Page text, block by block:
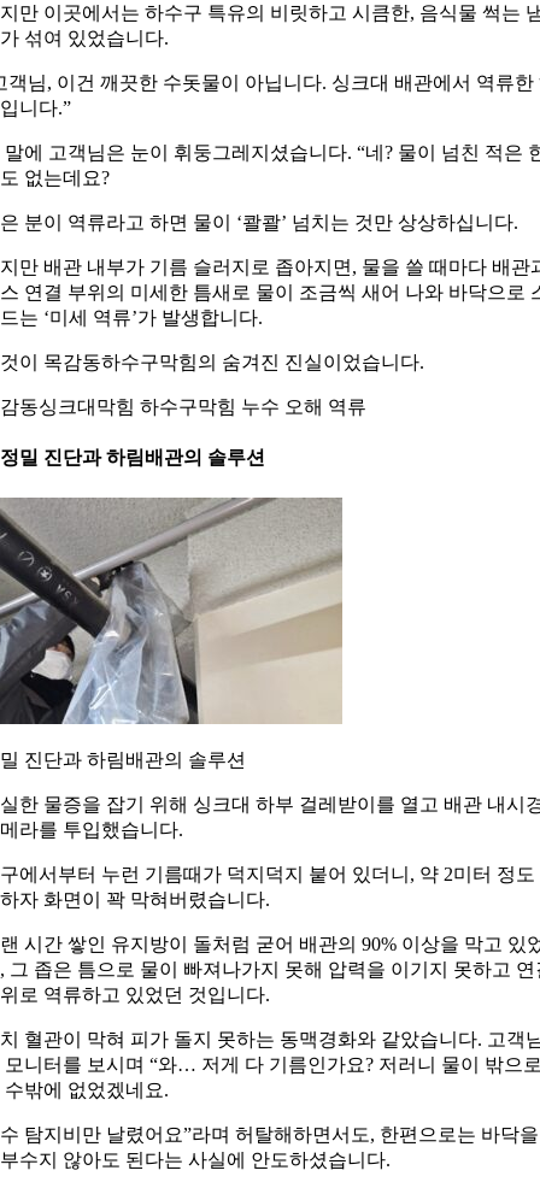
만 이곳에서는 하수구 특유의 비릿하고 시큼한, 음식물 썩는
섞여 있었습니다.
객님, 이건 깨끗한 수돗물이 아닙니다. 싱크대 배관에서 역류한
니다.”
말에 고객님은 눈이 휘둥그레지셨습니다. “네? 물이 넘친 적은
없는데요?
분이 역류라고 하면 물이 ‘콸콸’ 넘치는 것만 상상하십니다.
만 배관 내부가 기름 슬러지로 좁아지면, 물을 쓸 때마다 배관
연결 부위의 미세한 틈새로 물이 조금씩 새어 나와 바닥으로
는 ‘미세 역류’가 발생합니다.
이 목감동하수구막힘의 숨겨진 진실이었습니다.
동싱크대막힘 하수구막힘 누수 오해 역류
밀 진단과 하림배관의 솔루션
진단과 하림배관의 솔루션
한 물증을 잡기 위해 싱크대 하부 걸레받이를 열고 배관 내시
라를 투입했습니다.
에서부터 누런 기름때가 덕지덕지 붙어 있더니, 약 2미터 정도
자 화면이 꽉 막혀버렸습니다.
시간 쌓인 유지방이 돌처럼 굳어 배관의 90% 이상을 막고 있
그 좁은 틈으로 물이 빠져나가지 못해 압력을 이기지 못하고 연
로 역류하고 있었던 것입니다.
혈관이 막혀 피가 돌지 못하는 동맥경화와 같았습니다. 고객
모니터를 보시며 “와… 저게 다 기름인가요? 저러니 물이 밖으
수밖에 없었겠네요.
탐지비만 날렸어요”라며 허탈해하면서도, 한편으로는 바닥을
수지 않아도 된다는 사실에 안도하셨습니다.